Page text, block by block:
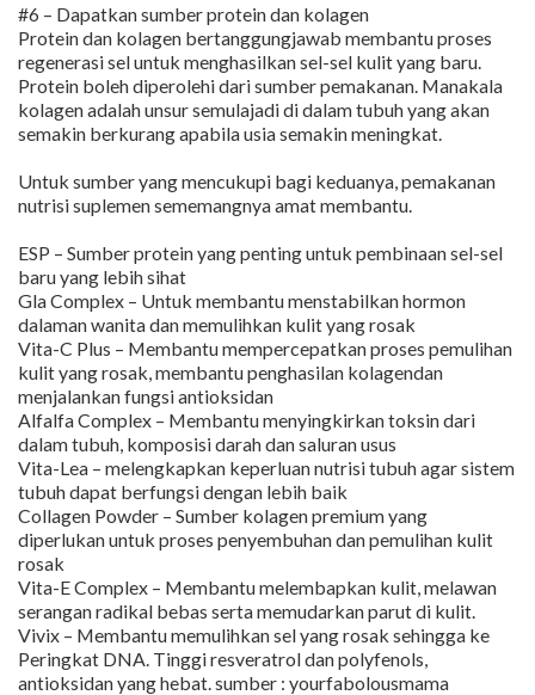
#6 – Dapatkan sumber protein dan kolagen
Protein dan kolagen bertanggungjawab membantu proses
regenerasi sel untuk menghasilkan sel-sel kulit yang baru.
Protein boleh diperolehi dari sumber pemakanan. Manakala
kolagen adalah unsur semulajadi di dalam tubuh yang akan
semakin berkurang apabila usia semakin meningkat.
Untuk sumber yang mencukupi bagi keduanya, pemakanan
nutrisi suplemen sememangnya amat membantu.
ESP – Sumber protein yang penting untuk pembinaan sel-sel
baru yang lebih sihat
Gla Complex – Untuk membantu menstabilkan hormon
dalaman wanita dan memulihkan kulit yang rosak
Vita-C Plus – Membantu mempercepatkan proses pemulihan
kulit yang rosak, membantu penghasilan kolagendan
menjalankan fungsi antioksidan
Alfalfa Complex – Membantu menyingkirkan toksin dari
dalam tubuh, komposisi darah dan saluran usus
Vita-Lea – melengkapkan keperluan nutrisi tubuh agar sistem
tubuh dapat berfungsi dengan lebih baik
Collagen Powder – Sumber kolagen premium yang
diperlukan untuk proses penyembuhan dan pemulihan kulit
rosak
Vita-E Complex – Membantu melembapkan kulit, melawan
serangan radikal bebas serta memudarkan parut di kulit.
Vivix – Membantu memulihkan sel yang rosak sehingga ke
Peringkat DNA. Tinggi resveratrol dan polyfenols,
antioksidan yang hebat. sumber : yourfabolousmama